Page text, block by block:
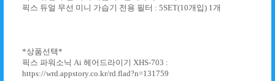
픽스 듀얼 무선 미니 가습기 전용 필터 : 5SET(10개입) 1개
*상품선택*
픽스 파워소닉 Ai 헤어드라이기 XHS-703 :
https://wrd.appstory.co.kr/rd.flad?n=131759